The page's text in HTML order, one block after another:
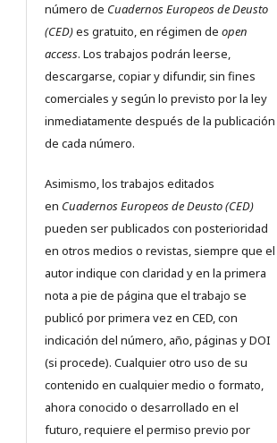
número de Cuadernos Europeos de Deusto
(CED)es gratuito, en régimen de open
access. Los trabajos podrán leerse,
descargarse, copiar y difundir, sin fines
comerciales y según lo previsto por la ley
inmediatamente después de la publicación
de cada número.
Asimismo, los trabajos editados
en Cuadernos Europeos de Deusto (CED)
pueden ser publicados con posterioridad
en otros medios o revistas, siempre que el
autor indique con claridad y en la primera
nota a pie de página que el trabajo se
publicó por primera vez en CED, con
indicación del número, año, páginas y DOI
(si procede). Cualquier otro uso de su
contenido en cualquier medio o formato,
ahora conocido o desarrollado en el
futuro, requiere el permiso previo por